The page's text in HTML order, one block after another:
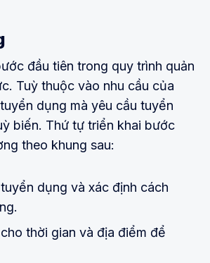
đầu tiên trong quy trình quản
Tuỳ thuộc vào nhu cầu của
dụng mà yêu cầu tuyển
biến. Thứ tự triển khai bước
theo khung sau:
dụng và xác định cách
thời gian và địa điểm để